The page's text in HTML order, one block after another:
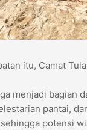
itu, Camat
menjadi bagian
pantai,
potensi